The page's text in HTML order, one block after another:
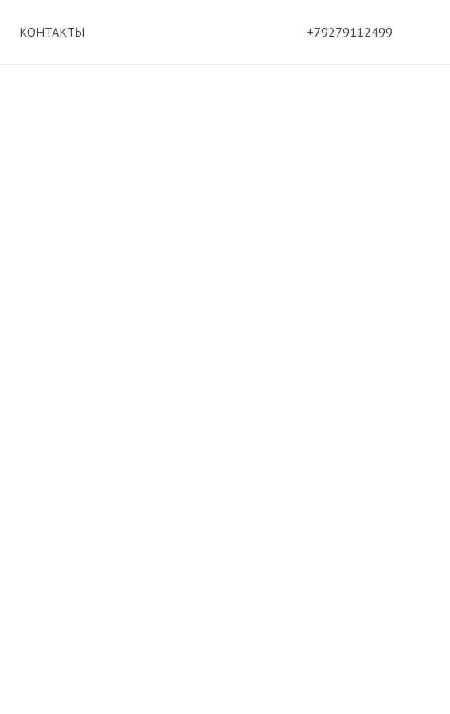
КОНТАКТЫ +79279112499